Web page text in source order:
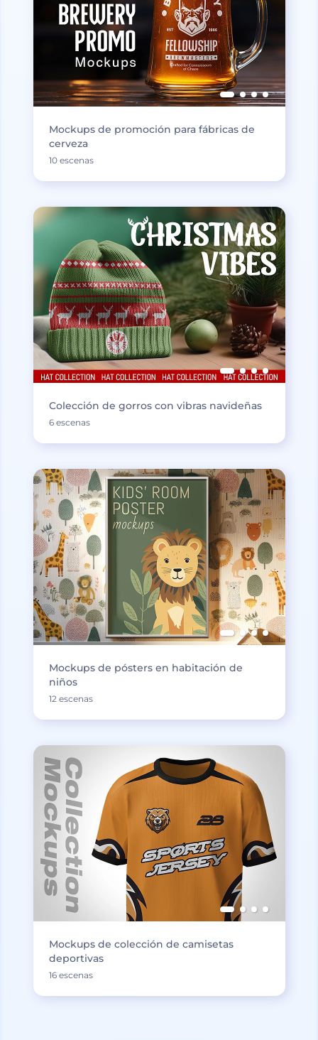
Mockups de promoción para fábricas de
cerveza
10 escenas
Colección de gorros con vibras navideñas
6 escenas
Mockups de pósters en habitación de
niños
12 escenas
Mockups de colección de camisetas
deportivas
16 escenas